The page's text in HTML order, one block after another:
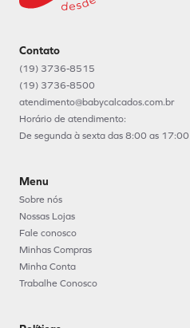
Contato
(19) 3736-8515
(19) 3736-8500
atendimento@babycalcados.com.br
Horário de atendimento:
De segunda à sexta das 8:00 as 17:00
Menu
Sobre nós
Nossas Lojas
Fale conosco
Minhas Compras
Minha Conta
Trabalhe Conosco